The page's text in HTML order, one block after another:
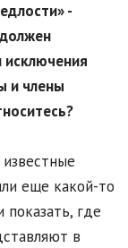
-
исключения
и члены
еще какой-то
где
в